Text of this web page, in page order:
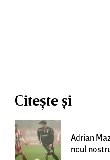
Citește și
Adrian
noul